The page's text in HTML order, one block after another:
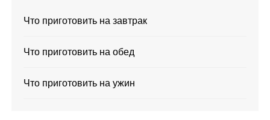
Что приготовить на завтрак
Что приготовить на обед
Что приготовить на ужин